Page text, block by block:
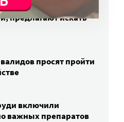
взять ребенка
предлагают искать
просят пройти
включили
важных препаратов